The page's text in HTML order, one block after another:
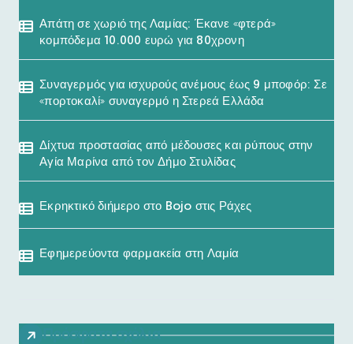
Απάτη σε χωριό της Λαμίας: Έκανε «φτερά»
κομπόδεμα 10.000 ευρώ για 80χρονη
Συναγερμός για ισχυρούς ανέμους έως 9 μποφόρ: Σε
«πορτοκαλί» συναγερμό η Στερεά Ελλάδα
Δίχτυα προστασίας από μέδουσες και ρύπους στην
Αγία Μαρίνα από τον Δήμο Στυλίδας
Εκρηκτικό διήμερο στο Bojo στις Ράχες
Εφημερεύοντα φαρμακεία στη Λαμία
Πρόσφατα σχόλια